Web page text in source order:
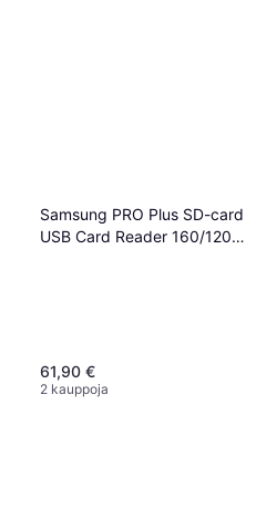
Samsung PRO Plus SD-card
USB Card Reader 160/120MB
61,90 €
2 kauppoja